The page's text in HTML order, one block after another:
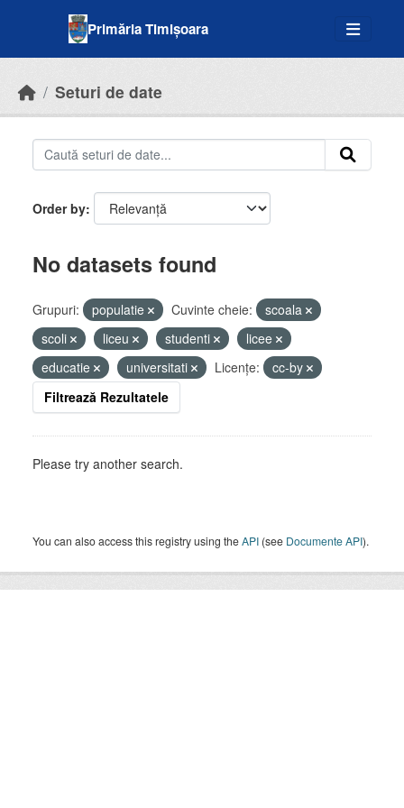
Primăria Timișoara
Seturi de date
Order by
No datasets found
Grupuri: populatie Cuvinte cheie:
scoala
scoli
liceu studenti
licee
educatie
universitati Licenţe:
cc-by
Filtrează Rezultatele
Please try another search.
You can also access this registry using theAPI (see Documente API).